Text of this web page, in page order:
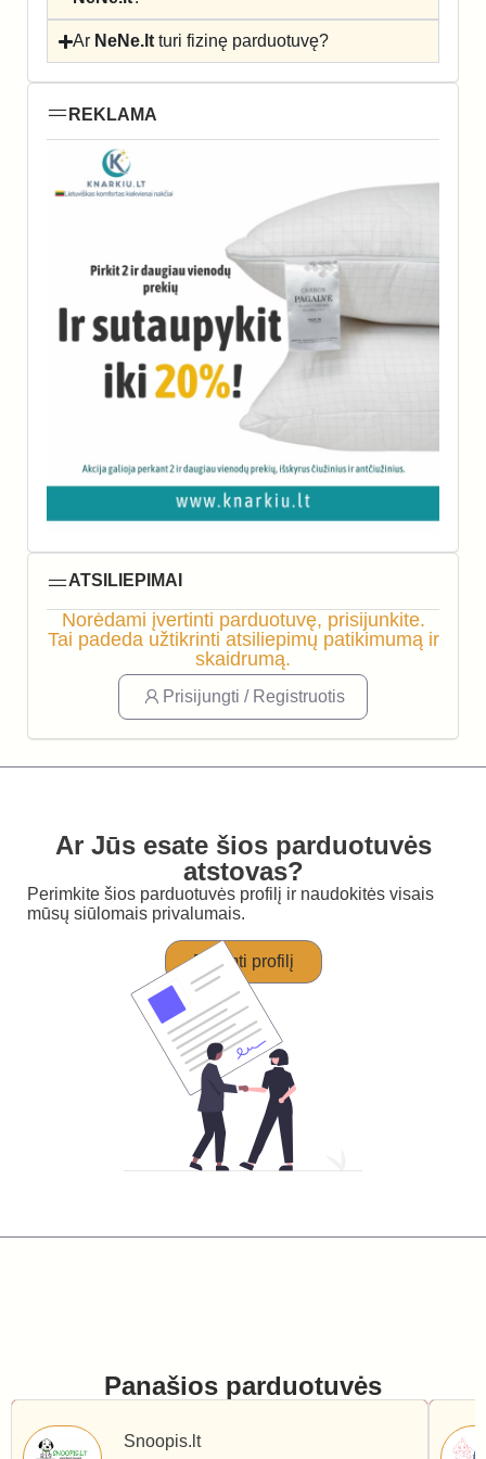
Ar NeNe.lt turi fizinę parduotuvę?
REKLAMA
ATSILIEPIMAI
Norėdami įvertinti parduotuvę, prisijunkite.
Tai padeda užtikrinti atsiliepimų patikimumą ir
skaidrumą.
Prisijungti / Registruotis
Ar Jūs esate šios parduotuvės
atstovas?
Perimkite šios parduotuvės profilį ir naudokitės visais
mūsų siūlomais privalumais.
Perimti profilį
Panašios parduotuvės
Snoopis.lt